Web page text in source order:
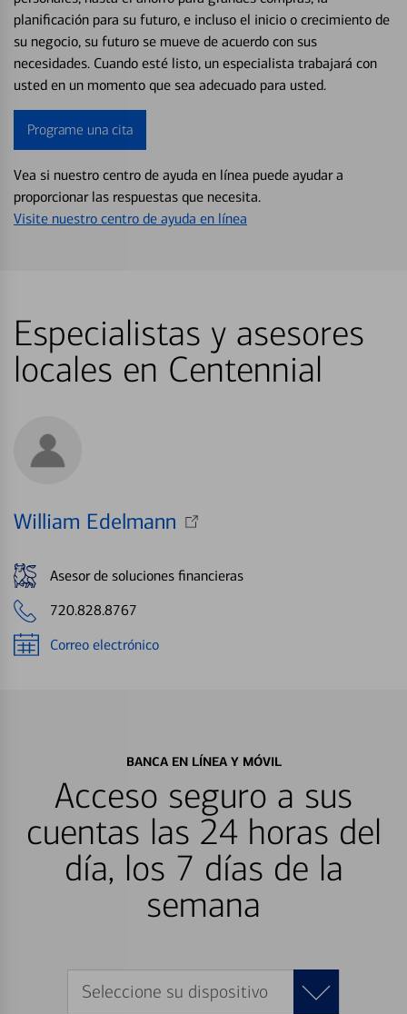
planificación para su futuro, e incluso el inicio o crecimiento de
su negocio, su futuro se mueve de acuerdo con sus
necesidades. Cuando esté listo, un especialista trabajará con
usted en un momento que sea adecuado para usted.
Programe una cita
Vea si nuestro centro de ayuda en línea puede ayudar a
proporcionar las respuestas que necesita.
Visite nuestro centro de ayuda en línea
Especialistas y asesores
locales en Centennial
William Edelmann
Asesor de soluciones financieras
720.828.8767
Correo electrónico
BANCA EN LÍNEA Y MÓVIL
Acceso seguro a sus
cuentas las 24 horas del
día, los 7 días de la
semana
Seleccione su dispositivo